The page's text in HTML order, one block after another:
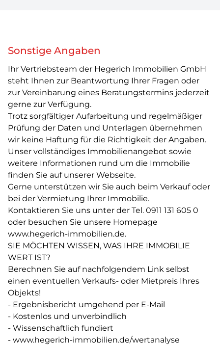
Sonstige Angaben
Ihr Vertriebsteam der Hegerich Immobilien GmbH
steht Ihnen zur Beantwortung Ihrer Fragen oder
zur Vereinbarung eines Beratungstermins jederzeit
gerne zur Verfügung.
Trotz sorgfältiger Aufarbeitung und regelmäßiger
Prüfung der Daten und Unterlagen übernehmen
wir keine Haftung für die Richtigkeit der Angaben.
Unser vollständiges Immobilienangebot sowie
weitere Informationen rund um die Immobilie
finden Sie auf unserer Webseite.
Gerne unterstützen wir Sie auch beim Verkauf oder
bei der Vermietung Ihrer Immobilie.
Kontaktieren Sie uns unter der Tel. 0911 131 605 0
oder besuchen Sie unsere Homepage
www.hegerich-immobilien.de.
SIE MÖCHTEN WISSEN, WAS IHRE IMMOBILIE
WERT IST?
Berechnen Sie auf nachfolgendem Link selbst
einen eventuellen Verkaufs- oder Mietpreis Ihres
Objekts!
- Ergebnisbericht umgehend per E-Mail
- Kostenlos und unverbindlich
- Wissenschaftlich fundiert
- www.hegerich-immobilien.de/wertanalyse